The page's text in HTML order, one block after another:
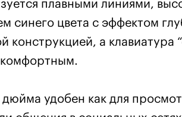
плавными линиями,
синего цвета с эффектом
конструкцией, а клавиатура
удобен как для